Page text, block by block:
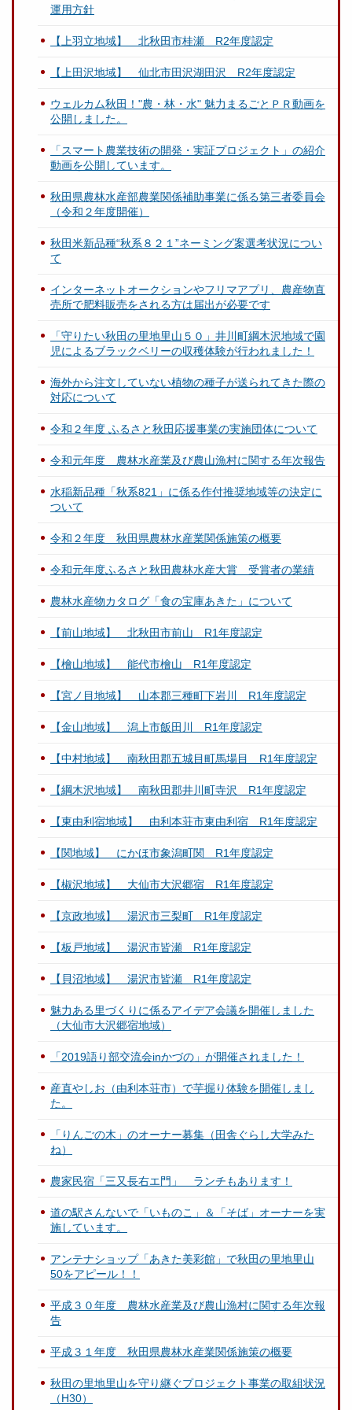
運用方針
【上羽立地域】 北秋田市桂瀬 R2年度認定
【上田沢地域】 仙北市田沢湖田沢 R2年度認定
ウェルカム秋田！"農・林・水" 魅力まるごとＰＲ動画を
公開しました。
「スマート農業技術の開発・実証プロジェクト」の紹介
動画を公開しています。
秋田県農林水産部農業関係補助事業に係る第三者委員会
（令和２年度開催）
秋田米新品種“秋系８２１”ネーミング案選考状況につい
て
インターネットオークションやフリマアプリ、農産物直
売所で肥料販売をされる方は届出が必要です
「守りたい秋田の里地里山５０」井川町綱木沢地域で園
児によるブラックベリーの収穫体験が行われました！
海外から注文していない植物の種子が送られてきた際の
対応について
令和２年度 ふるさと秋田応援事業の実施団体について
令和元年度 農林水産業及び農山漁村に関する年次報告
水稲新品種「秋系821」に係る作付推奨地域等の決定に
ついて
令和２年度 秋田県農林水産業関係施策の概要
令和元年度ふるさと秋田農林水産大賞 受賞者の業績
農林水産物カタログ「食の宝庫あきた」について
【前山地域】 北秋田市前山 R1年度認定
【檜山地域】 能代市檜山 R1年度認定
【宮ノ目地域】 山本郡三種町下岩川 R1年度認定
【金山地域】 潟上市飯田川 R1年度認定
【中村地域】 南秋田郡五城目町馬場目 R1年度認定
【綱木沢地域】 南秋田郡井川町寺沢 R1年度認定
【東由利宿地域】 由利本荘市東由利宿 R1年度認定
【関地域】 にかほ市象潟町関 R1年度認定
【椒沢地域】 大仙市大沢郷宿 R1年度認定
【京政地域】 湯沢市三梨町 R1年度認定
【板戸地域】 湯沢市皆瀬 R1年度認定
【貝沼地域】 湯沢市皆瀬 R1年度認定
魅力ある里づくりに係るアイデア会議を開催しました
（大仙市大沢郷宿地域）
「2019語り部交流会inかづの」が開催されました！
産直やしお（由利本荘市）で芋掘り体験を開催しまし
た。
「りんごの木」のオーナー募集（田舎ぐらし大学みた
ね）
農家民宿「三又長右エ門」 ランチもあります！
道の駅さんないで「いものこ」＆「そば」オーナーを実
施しています。
アンテナショップ「あきた美彩館」で秋田の里地里山
50をアピール！！
平成３０年度 農林水産業及び農山漁村に関する年次報
告
平成３１年度 秋田県農林水産業関係施策の概要
秋田の里地里山を守り継ぐプロジェクト事業の取組状況
（H30）